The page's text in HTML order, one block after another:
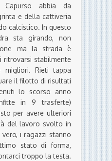
Capurso abbia da
e della cattiveria
calcistico. In questo
sta girando, non
ma la strada è
stabilmente
Rieti tappa
il filotto di risultati
lo scorso anno
in 9 trasferte)
per avere ulteriori
del lavoro svolto in
vero, i ragazzi stanno
stato di forma,
troppo la testa.